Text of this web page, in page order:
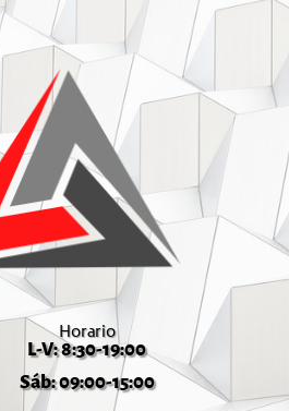
Horario
L-V: 8:30-19:00
Sáb: 09:00-15:00